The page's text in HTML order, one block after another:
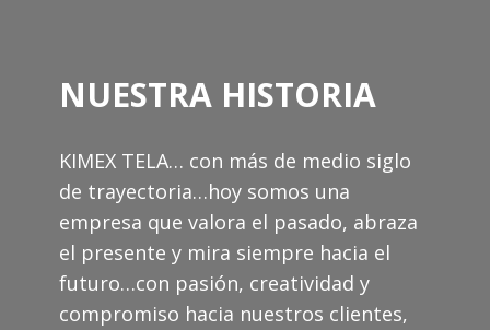
NUESTRA HISTORIA
KIMEX TELA… con más de medio siglo
de trayectoria…hoy somos una
empresa que valora el pasado, abraza
el presente y mira siempre hacia el
futuro…con pasión, creatividad y
compromiso hacia nuestros clientes,